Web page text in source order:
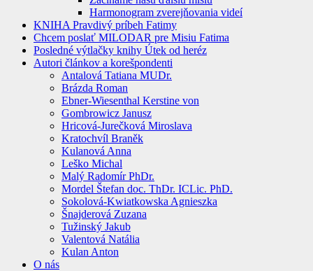
Harmonogram zverejňovania videí
KNIHA Pravdivý príbeh Fatimy
Chcem poslať MILODAR pre Misiu Fatima
Posledné výtlačky knihy Útek od heréz
Autori článkov a korešpondenti
Antalová Tatiana MUDr.
Brázda Roman
Ebner-Wiesenthal Kerstine von
Gombrowicz Janusz
Hricová-Jurečková Miroslava
Kratochvíl Braněk
Kulanová Anna
Leško Michal
Malý Radomír PhDr.
Mordel Štefan doc. ThDr. ICLic. PhD.
Sokolová-Kwiatkowska Agnieszka
Šnajderová Zuzana
Tužinský Jakub
Valentová Natália
Kulan Anton
O nás